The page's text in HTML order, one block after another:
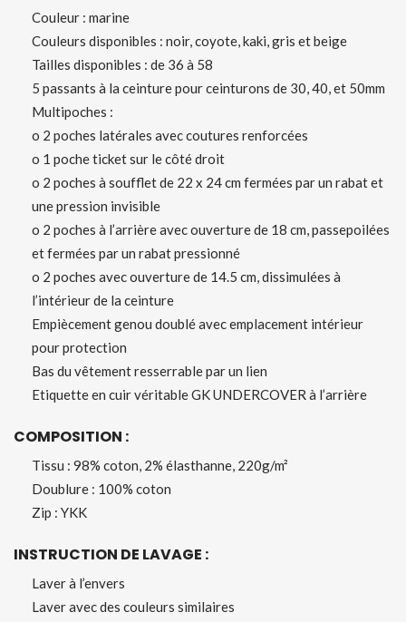
Couleur : marine
Couleurs disponibles : noir, coyote, kaki, gris et beige
Tailles disponibles : de 36 à 58
5 passants à la ceinture pour ceinturons de 30, 40, et 50mm
Multipoches :
o 2 poches latérales avec coutures renforcées
o 1 poche ticket sur le côté droit
o 2 poches à soufflet de 22 x 24 cm fermées par un rabat et
une pression invisible
o 2 poches à l’arrière avec ouverture de 18 cm, passepoilées
et fermées par un rabat pressionné
o 2 poches avec ouverture de 14.5 cm, dissimulées à
l’intérieur de la ceinture
Empiècement genou doublé avec emplacement intérieur
pour protection
Bas du vêtement resserrable par un lien
Etiquette en cuir véritable GK UNDERCOVER à l’arrière
COMPOSITION :
Tissu : 98% coton, 2% élasthanne, 220g/m²
Doublure : 100% coton
Zip : YKK
INSTRUCTION DE LAVAGE :
Laver à l’envers
Laver avec des couleurs similaires